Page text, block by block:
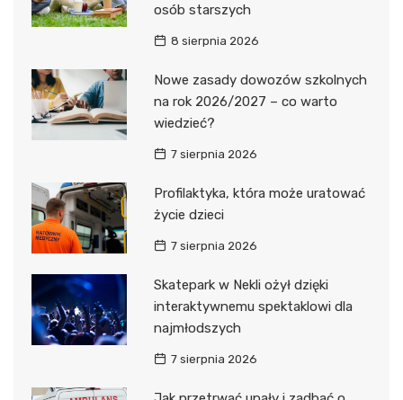
osób starszych
8 sierpnia 2026
Nowe zasady dowozów szkolnych
na rok 2026/2027 – co warto
wiedzieć?
7 sierpnia 2026
Profilaktyka, która może uratować
życie dzieci
7 sierpnia 2026
Skatepark w Nekli ożył dzięki
interaktywnemu spektaklowi dla
najmłodszych
7 sierpnia 2026